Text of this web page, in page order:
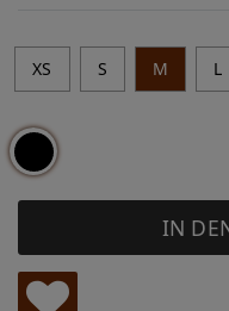
XS S M L
IN